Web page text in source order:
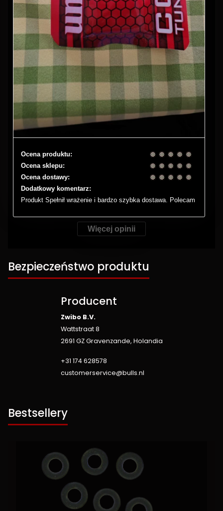
Ocena produktu:
Ocena sklepu:
Ocena dostawy:
Dodatkowy komentarz:
Produkt Spełnił wrażenie i bardzo szybka dostawa. Polecam
Więcej opinii
Bezpieczeństwo produktu
Producent
Zwibo B.V.
Wattstraat 8
2691 GZ Gravenzande, Holandia
+31 174 628578
customerservice@bulls.nl
Bestsellery